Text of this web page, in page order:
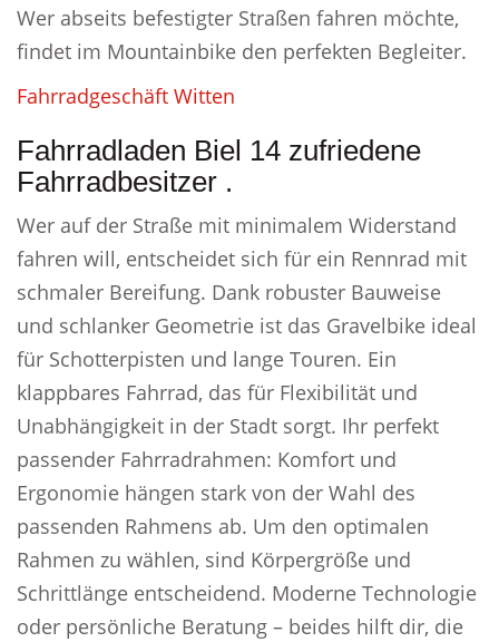
Wer abseits befestigter Straßen fahren möchte,
findet im Mountainbike den perfekten Begleiter.
Fahrradgeschäft Witten
Fahrradladen Biel 14 zufriedene
Fahrradbesitzer .
Wer auf der Straße mit minimalem Widerstand
fahren will, entscheidet sich für ein Rennrad mit
schmaler Bereifung. Dank robuster Bauweise
und schlanker Geometrie ist das Gravelbike ideal
für Schotterpisten und lange Touren. Ein
klappbares Fahrrad, das für Flexibilität und
Unabhängigkeit in der Stadt sorgt. Ihr perfekt
passender Fahrradrahmen: Komfort und
Ergonomie hängen stark von der Wahl des
passenden Rahmens ab. Um den optimalen
Rahmen zu wählen, sind Körpergröße und
Schrittlänge entscheidend. Moderne Technologie
oder persönliche Beratung – beides hilft dir, die